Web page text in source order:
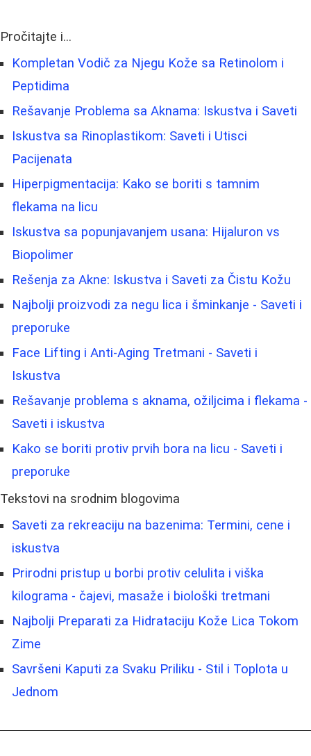
Pročitajte i...
Kompletan Vodič za Njegu Kože sa Retinolom i
Peptidima
Rešavanje Problema sa Aknama: Iskustva i Saveti
Iskustva sa Rinoplastikom: Saveti i Utisci
Pacijenata
Hiperpigmentacija: Kako se boriti s tamnim
flekama na licu
Iskustva sa popunjavanjem usana: Hijaluron vs
Biopolimer
Rešenja za Akne: Iskustva i Saveti za Čistu Kožu
Najbolji proizvodi za negu lica i šminkanje - Saveti i
preporuke
Face Lifting i Anti-Aging Tretmani - Saveti i
Iskustva
Rešavanje problema s aknama, ožiljcima i flekama -
Saveti i iskustva
Kako se boriti protiv prvih bora na licu - Saveti i
preporuke
Tekstovi na srodnim blogovima
Saveti za rekreaciju na bazenima: Termini, cene i
iskustva
Prirodni pristup u borbi protiv celulita i viška
kilograma - čajevi, masaže i biološki tretmani
Najbolji Preparati za Hidrataciju Kože Lica Tokom
Zime
Savršeni Kaputi za Svaku Priliku - Stil i Toplota u
Jednom